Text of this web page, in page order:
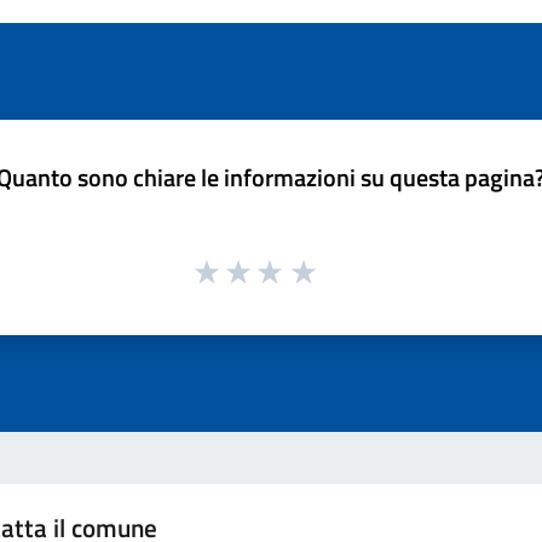
sono chiare le informazioni su questa
il comune